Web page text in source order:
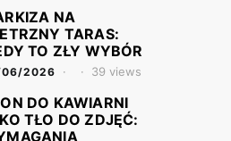
NA
TARAS:
TO ZŁY WYBÓR
2026 39 views
DO KAWIARNI
TŁO DO ZDJĘĆ: